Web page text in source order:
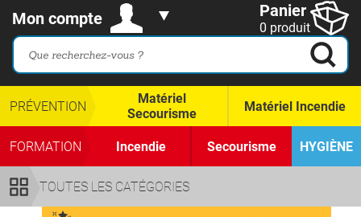
Mon compte Panier
0 produit
TOUTES LES CATÉGORIES
PRÉVENTION
Matériel
Secourisme
Matériel Incendie
FORMATION Incendie Secourisme HYGIÈNE